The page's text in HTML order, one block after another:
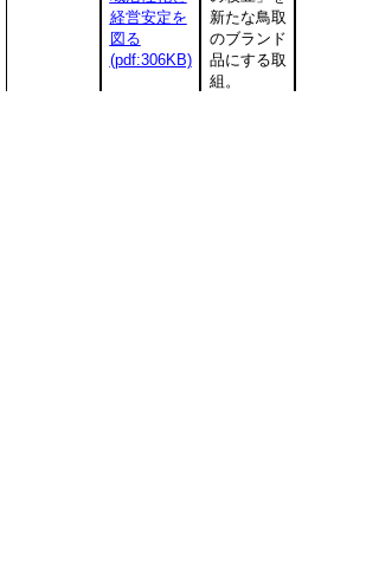
経営安定を
図る
(pdf:306KB)
新たな鳥取
のブランド
品にする取
組。